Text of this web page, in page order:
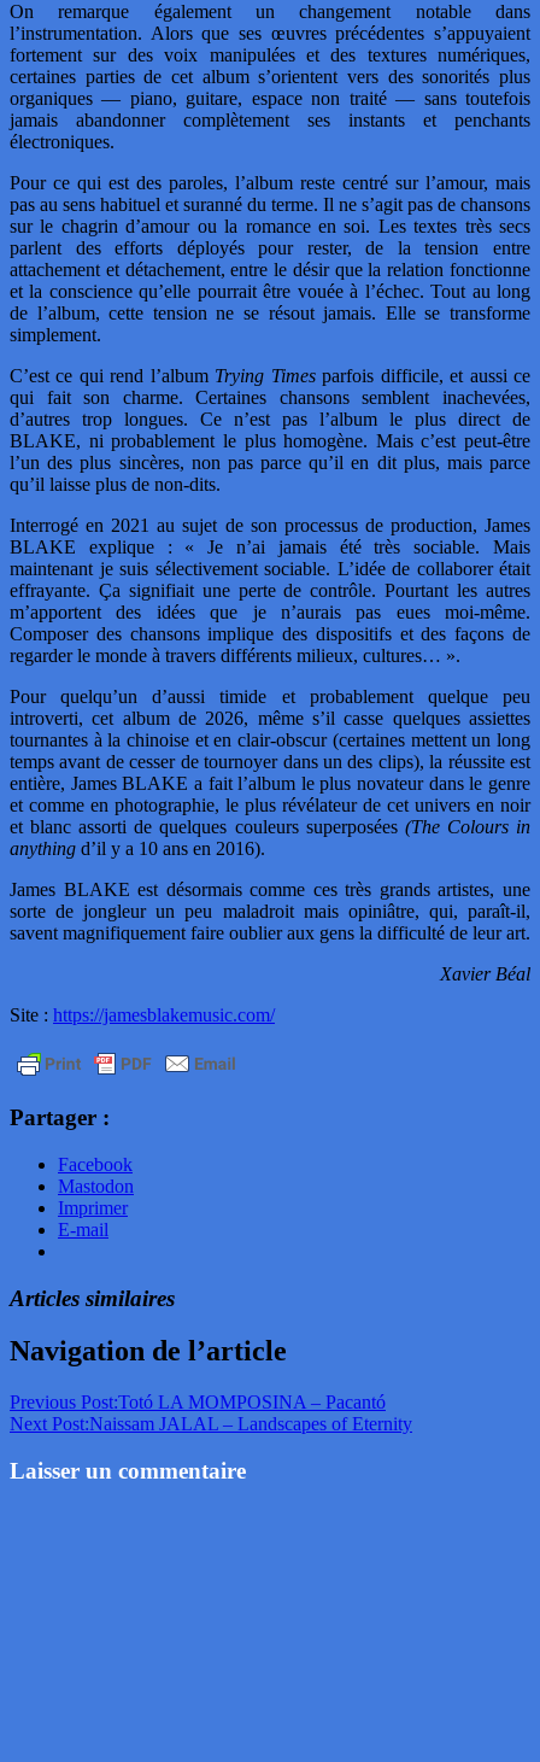
On remarque également un changement notable dans
l’instrumentation. Alors que ses œuvres précédentes s’appuyaient
fortement sur des voix manipulées et des textures numériques,
certaines parties de cet album s’orientent vers des sonorités plus
organiques — piano, guitare, espace non traité — sans toutefois
jamais abandonner complètement ses instants et penchants
électroniques.
Pour ce qui est des paroles, l’album reste centré sur l’amour, mais
pas au sens habituel et suranné du terme. Il ne s’agit pas de chansons
sur le chagrin d’amour ou la romance en soi. Les textes très secs
parlent des efforts déployés pour rester, de la tension entre
attachement et détachement, entre le désir que la relation fonctionne
et la conscience qu’elle pourrait être vouée à l’échec. Tout au long
de l’album, cette tension ne se résout jamais. Elle se transforme
simplement.
C’est ce qui rend l’album Trying Timesparfois difficile, et aussi ce
qui fait son charme. Certaines chansons semblent inachevées,
d’autres trop longues. Ce n’est pas l’album le plus direct de
BLAKE, ni probablement le plus homogène. Mais c’est peut-être
l’un des plus sincères, non pas parce qu’il en dit plus, mais parce
qu’il laisse plus de non-dits.
Interrogé en 2021 au sujet de son processus de production, James
BLAKE explique : « Je n’ai jamais été très sociable. Mais
maintenant je suis sélectivement sociable. L’idée de collaborer était
effrayante. Ça signifiait une perte de contrôle. Pourtant les autres
m’apportent des idées que je n’aurais pas eues moi-même.
Composer des chansons implique des dispositifs et des façons de
regarder le monde à travers différents milieux, cultures… ».
Pour quelqu’un d’aussi timide et probablement quelque peu
introverti, cet album de 2026, même s’il casse quelques assiettes
tournantes à la chinoise et en clair-obscur (certaines mettent un long
temps avant de cesser de tournoyer dans un des clips), la réussite est
entière, James BLAKE a fait l’album le plus novateur dans le genre
et comme en photographie, le plus révélateur de cet univers en noir
et blanc assorti de quelques couleurs superposées (The Colours in
anything d’il y a 10 ans en 2016).
James BLAKE est désormais comme ces très grands artistes, une
sorte de jongleur un peu maladroit mais opiniâtre, qui, paraît-il,
savent magnifiquement faire oublier aux gens la difficulté de leur art.
Xavier Béal
Site : https://jamesblakemusic.com/
Partager :
Facebook
Mastodon
Imprimer
E-mail
Articles similaires
Navigation de l’article
Previous Post:Totó LA MOMPOSINA – Pacantó
Next Post:Naissam JALAL – Landscapes of Eternity
Laisser un commentaire